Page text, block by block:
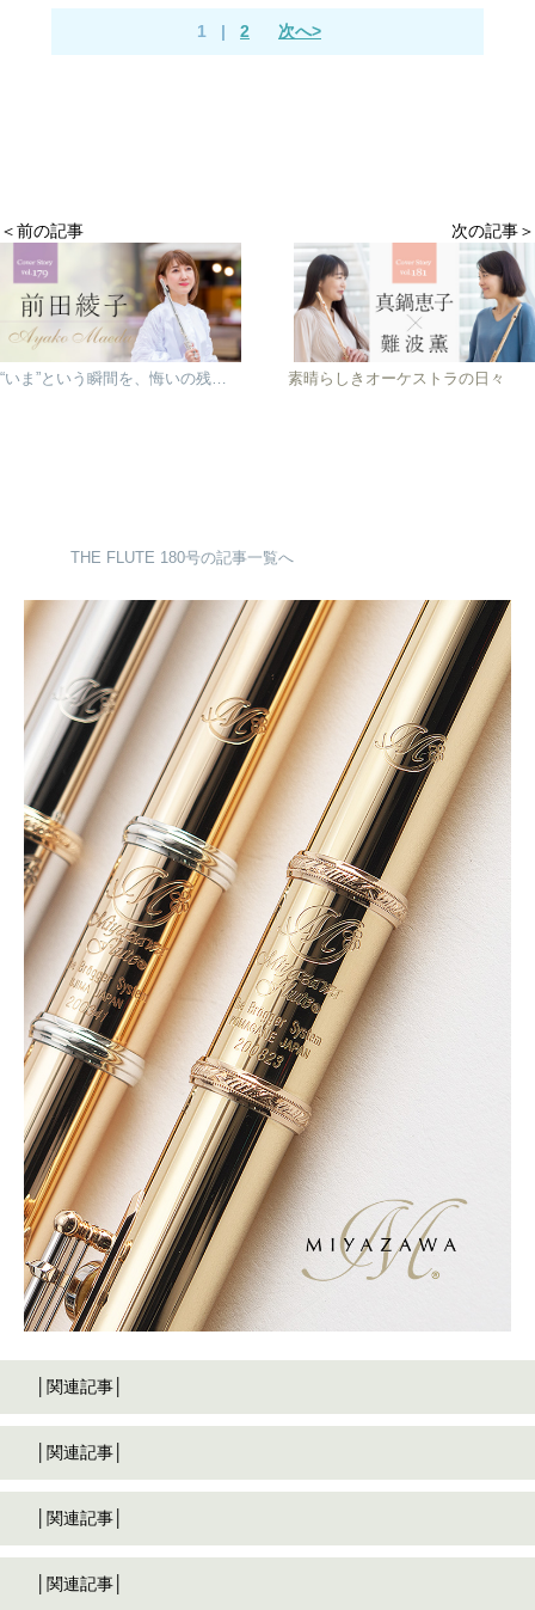
1 | 2 次へ>
＜前の記事
“いま”という瞬間を、悔いの残らない音楽に
次の記事＞
素晴らしきオーケストラの日々
THE FLUTE 180号の記事一覧へ
│関連記事│
│関連記事│
│関連記事│
│関連記事│